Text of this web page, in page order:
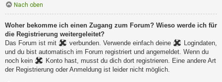
Nach oben
Woher bekomme ich einen Zugang zum Forum? Wieso werde ich für
die Registrierung weitergeleitet?
Das Forum ist mit
verbunden. Verwende einfach deine
Logindaten,
und du bist automatisch im Forum registriert und angemeldet. Wenn du
noch kein
Konto hast, musst du dich dort registrieren. Eine andere Art
der Registrierung oder Anmeldung ist leider nicht möglich.